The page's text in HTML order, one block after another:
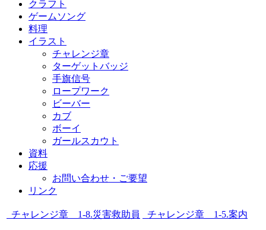
クラフト
ゲームソング
料理
イラスト
チャレンジ章
ターゲットバッジ
手旗信号
ロープワーク
ビーバー
カブ
ボーイ
ガールスカウト
資料
応援
お問い合わせ・ご要望
リンク
チャレンジ章 1-8.災害救助員 チャレンジ章 1-5.案内